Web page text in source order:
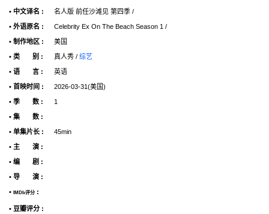
• 中文译名 : 名人版 前任沙滩见 第四季 /
• 外语原名 : Celebrity Ex On The Beach Season 1 /
• 制作地区 : 美国
• 类 别 : 真人秀 / 综艺
• 语 言 : 英语
• 首映时间 : 2026-03-31(美国)
• 季 数 : 1
• 集 数 :
• 单集片长 : 45min
• 主 演 :
• 编 剧 :
• 导 演 :
• IMDb评分 :
• 豆瓣评分 :